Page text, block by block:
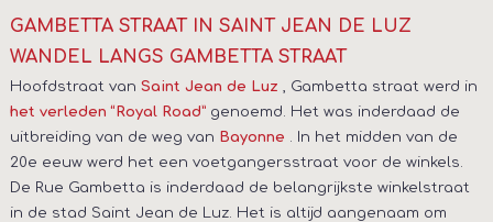
GAMBETTA STRAAT IN SAINT JEAN DE LUZ
WANDEL LANGS GAMBETTA STRAAT
Hoofdstraat van Saint Jean de Luz , Gambetta straat werd in
het verleden “Royal Road” genoemd. Het was inderdaad de
uitbreiding van de weg van Bayonne
. In het midden van de
20e eeuw werd het een voetgangersstraat voor de winkels.
De Rue Gambetta is inderdaad de belangrijkste winkelstraat
in de stad Saint Jean de Luz. Het is altijd aangenaam om